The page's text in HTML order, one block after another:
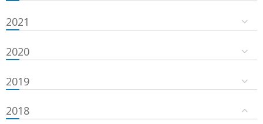
2021
2020
2019
2018